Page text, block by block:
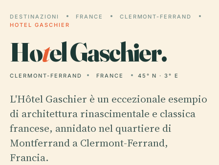
DESTINAZIONI FRANCE
CLERMONT-FERRAND
HOTEL GASCHIER
Hotel Gaschier.
CLERMONT-FERRAND FRANCE 45° N · 3° E
L'Hôtel Gaschier è un eccezionale esempio
di architettura rinascimentale e classica
francese, annidato nel quartiere di
Montferrand a Clermont-Ferrand,
Francia.